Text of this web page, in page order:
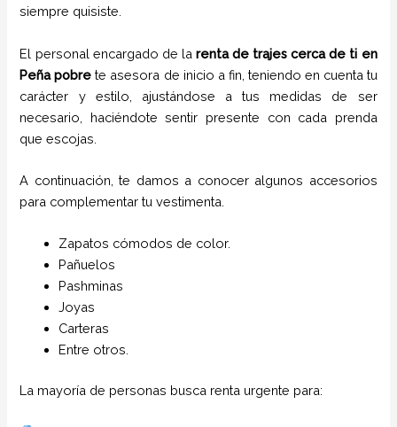
siempre quisiste.
El personal encargado de la renta de trajes cerca de ti en
Peña pobrete asesora de inicio a fin, teniendo en cuenta tu
carácter y estilo, ajustándose a tus medidas de ser
necesario, haciéndote sentir presente con cada prenda
que escojas.
A continuación, te damos a conocer algunos accesorios
para complementar tu vestimenta.
Zapatos cómodos de color.
Pañuelos
Pashminas
Joyas
Carteras
Entre otros.
La mayoría de personas busca renta urgente para: